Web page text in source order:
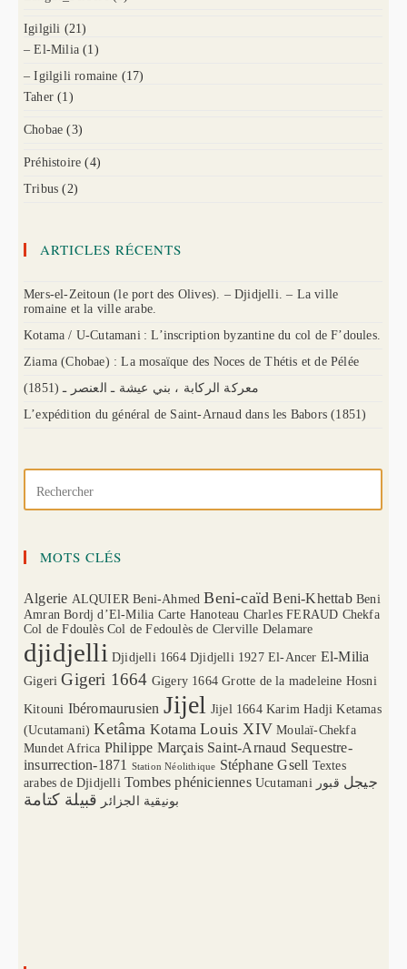
Igilgili (21)
– El-Milia (1)
– Igilgili romaine (17)
Taher (1)
Chobae (3)
Préhistoire (4)
Tribus (2)
ARTICLES RÉCENTS
Mers-el-Zeitoun (le port des Olives). – Djidjelli. – La ville
romaine et la ville arabe.
Kotama / U-Cutamani : L’inscription byzantine du col de F’doules.
Ziama (Chobae) : La mosaïque des Noces de Thétis et de Pélée
(1851) معركة الركابة ، بني عيشة ـ العنصر ـ
L’expédition du général de Saint-Arnaud dans les Babors (1851)
MOTS CLÉS
Algerie ALQUIER Beni-Ahmed Beni-caïd Beni-Khettab Beni
Amran Bordj d’El-Milia Carte Hanoteau Charles FERAUD Chekfa
Col de Fdoulès Col de Fedoulès de Clerville Delamare
djidjelli Djidjelli 1664 Djidjelli 1927 El-Ancer El-Milia
Gigeri Gigeri 1664 Gigery 1664 Grotte de la madeleine Hosni
Kitouni Ibéromaurusien Jijel Jijel 1664 Karim Hadji Ketamas
(Ucutamani) Ketâma Kotama Louis XIV Moulaï-Chekfa
Mundet Africa Philippe Marçais Saint-Arnaud Sequestre-
insurrection-1871
Station Néolithique Stéphane Gsell Textes
arabes de Djidjelli Tombes phéniciennes Ucutamani جيجل قبور
بونيقية الجزائر قبيلة كتامة